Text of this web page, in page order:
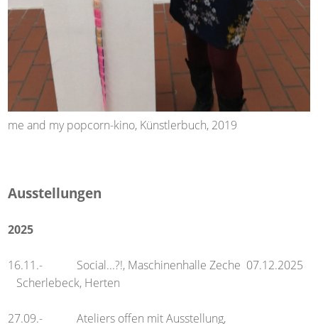
me and my popcorn-kino, Künstlerbuch, 2019
Ausstellungen
2025
16.11.- Social...?!, Maschinenhalle Zeche 07.12.2025
Scherlebeck, Herten
27.09.- Ateliers offen mit Ausstellung,